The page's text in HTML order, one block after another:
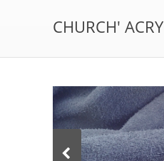
CHURCH' ACRY